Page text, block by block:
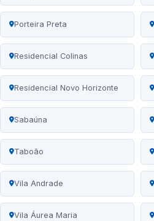
Porteira Preta
Residencial Colinas
Residencial Novo Horizonte
Sabaúna
Taboão
Vila Andrade
Vila Áurea Maria